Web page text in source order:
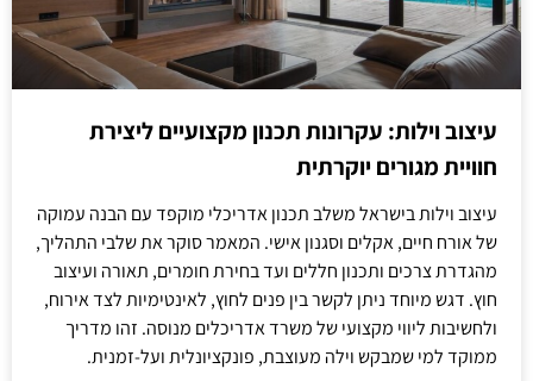
עיצוב וילות: עקרונות תכנון מקצועיים ליצירת
חוויית מגורים יוקרתית
עיצוב וילות בישראל משלב תכנון אדריכלי מוקפד עם הבנה עמוקה
של אורח חיים, אקלים וסגנון אישי. המאמר סוקר את שלבי התהליך,
מהגדרת צרכים ותכנון חללים ועד בחירת חומרים, תאורה ועיצוב
חוץ. דגש מיוחד ניתן לקשר בין פנים לחוץ, לאינטימיות לצד אירוח,
ולחשיבות ליווי מקצועי של משרד אדריכלים מנוסה. זהו מדריך
ממוקד למי שמבקש וילה מעוצבת, פונקציונלית ועל-זמנית.